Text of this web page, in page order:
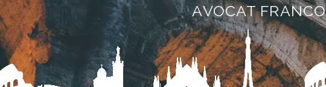
AVOCAT